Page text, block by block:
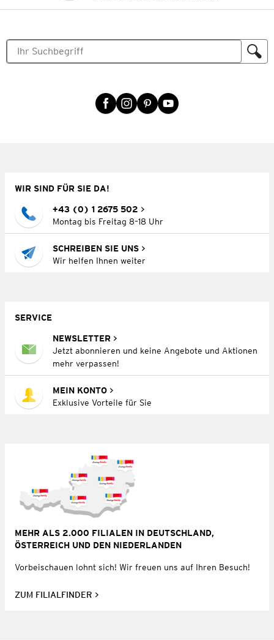
WIR SIND FÜR SIE DA!
+43 (0) 1 2675 502
Montag bis Freitag 8–18 Uhr
SCHREIBEN SIE UNS
Wir helfen Ihnen weiter
SERVICE
NEWSLETTER
Jetzt abonnieren und keine Angebote und Aktionen
mehr verpassen!
MEIN KONTO
Exklusive Vorteile für Sie
MEHR ALS 2.000 FILIALEN IN DEUTSCHLAND,
ÖSTERREICH UND DEN NIEDERLANDEN
Vorbeischauen lohnt sich! Wir freuen uns auf Ihren Besuch!
ZUM FILIALFINDER